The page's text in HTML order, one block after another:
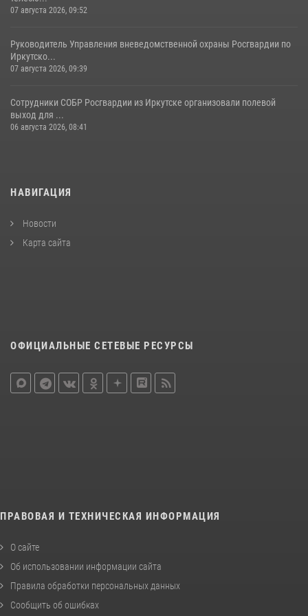
07 августа 2026, 09:52
Руководитель Управления вневедомственной охраны Росгвардии по
Иркутско...
07 августа 2026, 09:39
Сотрудники СОБР Росгвардии из Иркутске организовали полевой
выход для ...
06 августа 2026, 08:41
НАВИГАЦИЯ
Новости
Карта сайта
ОФИЦИАЛЬНЫЕ СЕТЕВЫЕ РЕСУРСЫ
ПРАВОВАЯ И ТЕХНИЧЕСКАЯ ИНФОРМАЦИЯ
О сайте
Об использовании информации сайта
Правила обработки персональных данных
Сообщить об ошибках